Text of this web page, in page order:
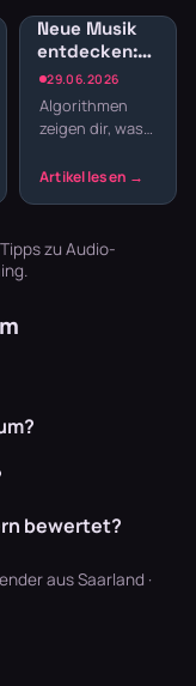
29.06.2026
Neue Musik
entdecken:
Radio-
Sender für
Musikentdecker
Algorithmen
zeigen dir, was
kennst.
noch nicht
zu Audio-
bewertet?
aus Saarland ·